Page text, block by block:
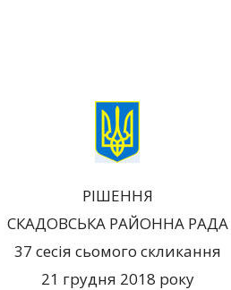
РІШЕННЯ
СКАДОВСЬКА РАЙОННА РАДА
37 сесія сьомого скликання
21 грудня 2018 року